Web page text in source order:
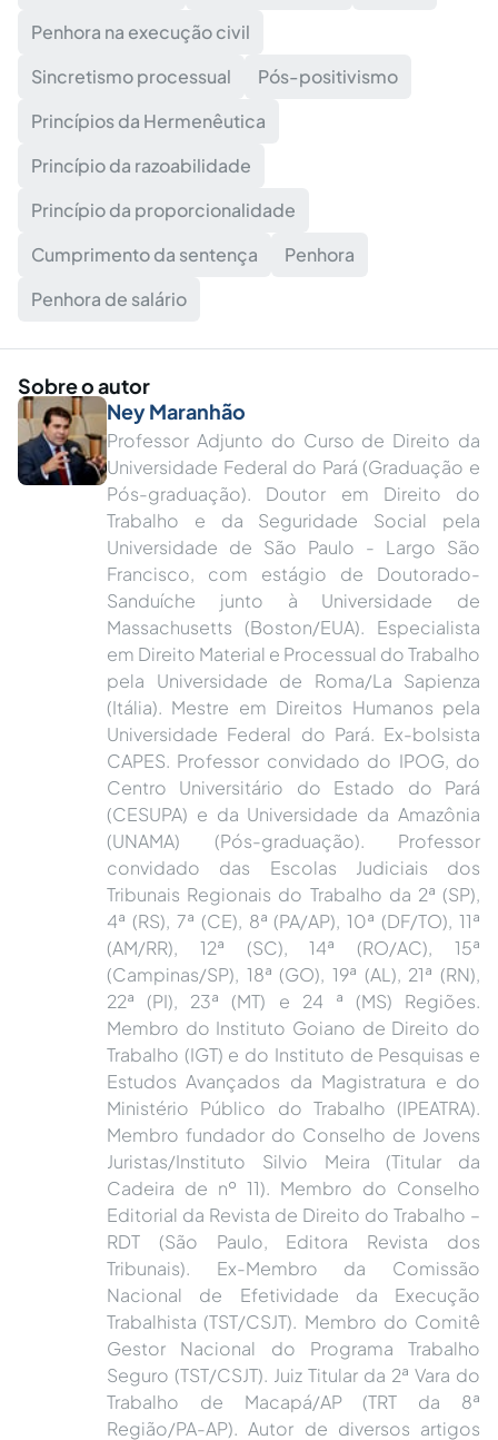
Penhora na execução civil
Sincretismo processual
Pós-positivismo
Princípios da Hermenêutica
Princípio da razoabilidade
Princípio da proporcionalidade
Cumprimento da sentença
Penhora
Penhora de salário
Sobre o autor
Ney Maranhão
Professor Adjunto do Curso de Direito da
Universidade Federal do Pará (Graduação e
Pós-graduação). Doutor em Direito do
Trabalho e da Seguridade Social pela
Universidade de São Paulo - Largo São
Francisco, com estágio de Doutorado-
Sanduíche junto à Universidade de
Massachusetts (Boston/EUA). Especialista
em Direito Material e Processual do Trabalho
pela Universidade de Roma/La Sapienza
(Itália). Mestre em Direitos Humanos pela
Universidade Federal do Pará. Ex-bolsista
CAPES. Professor convidado do IPOG, do
Centro Universitário do Estado do Pará
(CESUPA) e da Universidade da Amazônia
(UNAMA) (Pós-graduação). Professor
convidado das Escolas Judiciais dos
Tribunais Regionais do Trabalho da 2ª (SP),
4ª (RS), 7ª (CE), 8ª (PA/AP), 10ª (DF/TO), 11ª
(AM/RR), 12ª (SC), 14ª (RO/AC), 15ª
(Campinas/SP), 18ª (GO), 19ª (AL), 21ª (RN),
22ª (PI), 23ª (MT) e 24 ª (MS) Regiões.
Membro do Instituto Goiano de Direito do
Trabalho (IGT) e do Instituto de Pesquisas e
Estudos Avançados da Magistratura e do
Ministério Público do Trabalho (IPEATRA).
Membro fundador do Conselho de Jovens
Juristas/Instituto Silvio Meira (Titular da
Cadeira de nº 11). Membro do Conselho
Editorial da Revista de Direito do Trabalho –
RDT (São Paulo, Editora Revista dos
Tribunais). Ex-Membro da Comissão
Nacional de Efetividade da Execução
Trabalhista (TST/CSJT). Membro do Comitê
Gestor Nacional do Programa Trabalho
Seguro (TST/CSJT). Juiz Titular da 2ª Vara do
Trabalho de Macapá/AP (TRT da 8ª
Região/PA-AP). Autor de diversos artigos